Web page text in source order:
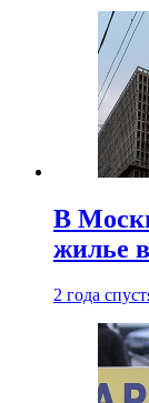
В
жилье
2 года